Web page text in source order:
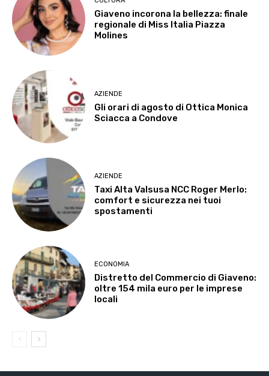
Giaveno incorona la bellezza: finale
regionale di Miss Italia Piazza
Molines
AZIENDE
Gli orari di agosto di Ottica Monica
Sciacca a Condove
AZIENDE
Taxi Alta Valsusa NCC Roger Merlo:
comfort e sicurezza nei tuoi
spostamenti
ECONOMIA
Distretto del Commercio di Giaveno:
oltre 154 mila euro per le imprese
locali